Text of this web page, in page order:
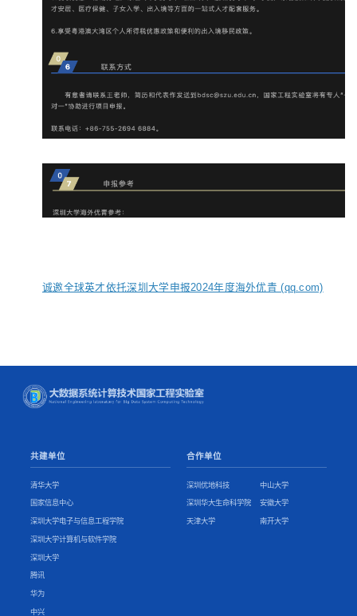
诚邀全球英才依托深圳大学申报2024年度海外优青 (qq.com)
共建单位
清华大学
国家信息中心
深圳大学电子与信息工程学院
深圳大学计算机与软件学院
深圳大学
腾讯
华为
中兴
合作单位
深圳优地科技 中山大学
深圳华大生命科学院 安徽大学
天津大学 南开大学